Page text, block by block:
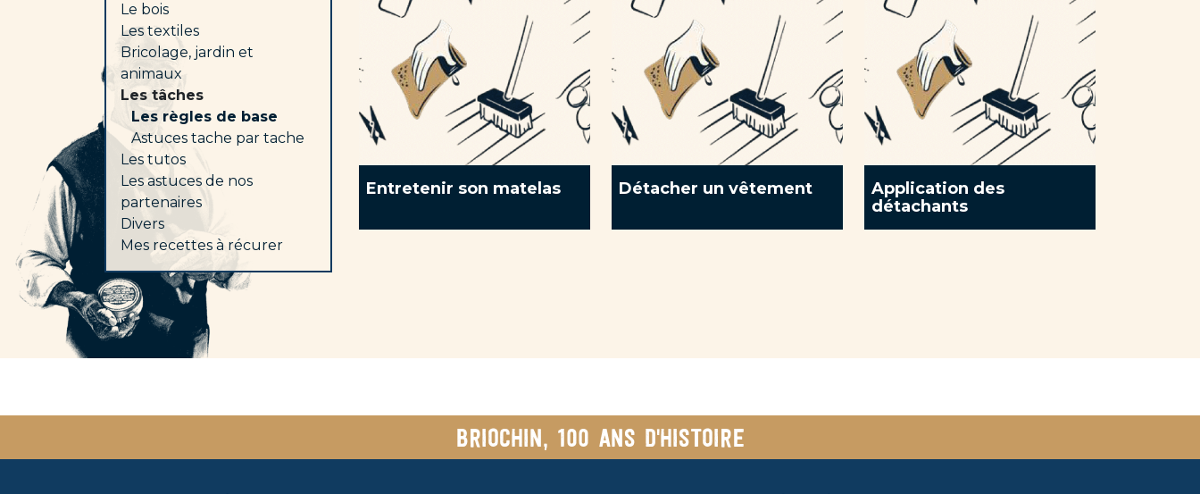
Le bois
Les textiles
Bricolage, jardin et
animaux
Les tâches
Les règles de base
Astuces tache par tache
Les tutos
Les astuces de nos
partenaires
Divers
Mes recettes à récurer
Entretenir son matelas Détacher un vêtement
Application des
détachants
Briochin, 100 ans d'histoire